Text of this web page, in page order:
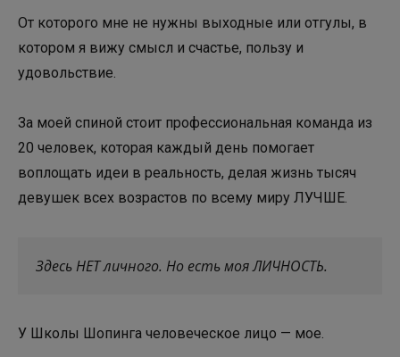
От которого мне не нужны выходные или отгулы, в
котором я вижу смысл и счастье, пользу и
удовольствие.
За моей спиной стоит профессиональная команда из
20 человек, которая каждый день помогает
воплощать идеи в реальность, делая жизнь тысяч
девушек всех возрастов по всему миру ЛУЧШЕ.
Здесь НЕТ личного. Но есть моя ЛИЧНОСТЬ.
У Школы Шопинга человеческое лицо — мое.